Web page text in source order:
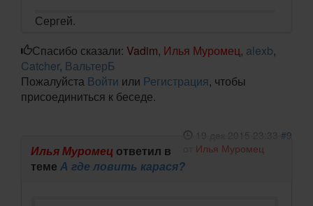
Сергей.
Спасибо сказали: Vadim, Илья Муромец, alexb,
Catcher, ВальтерБ
Пожалуйста Войти или Регистрация, чтобы
присоединиться к беседе.
19 дек 2015 23:33 #9
Илья Муромец
Илья Муромец ответил в
теме А где ловить карася?